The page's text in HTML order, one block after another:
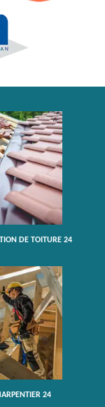
DE TOITURE 24
24